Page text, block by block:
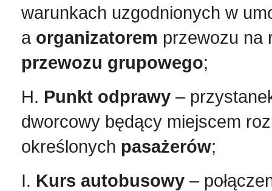
warunkach uzgodnionych w
a organizatorem przewozu na
przewozu grupowego;
H. Punkt odprawy –
dworcowy będący miejscem
określonych pasażerów;
I. Kurs autobusowy –